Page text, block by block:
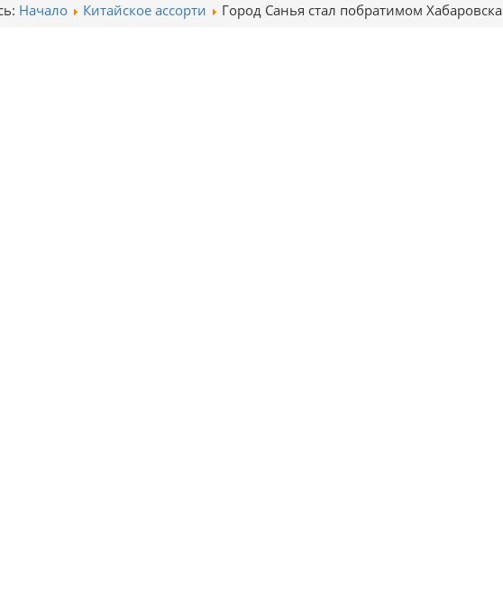
Начало Китайское ассорти Город Санья стал побратимом Хабаровска